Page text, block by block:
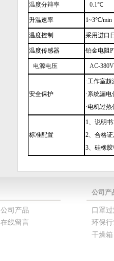
温度分辩率 0.1℃
升温速率 1~3℃/min
温度控制 采用进口
温度传感器 铂金电阻
电源电压 AC-380V
安全保护
·工作室超
·系统漏电
·电机过热
标准配置
1、说明
2、合格证
3、硅橡
公司产品
在线留言
公司产
口罩
环保
干燥箱